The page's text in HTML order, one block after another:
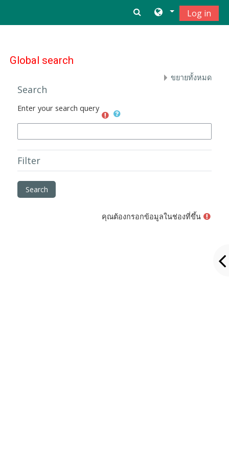
WELCOME TO Log in
Global search
ขยายทั้งหมด
Search
Enter your search query
Filter
คุณต้องกรอกข้อมูลในช่องที่ขึ้น